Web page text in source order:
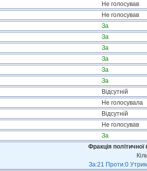
Не голосував
Не голосував
За
За
За
За
За
За
Відсутній
Не голосувала
Відсутній
Не голосував
За
Фракція
За:21 Проти:0